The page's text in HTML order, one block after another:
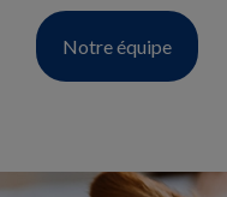
Notre équipe